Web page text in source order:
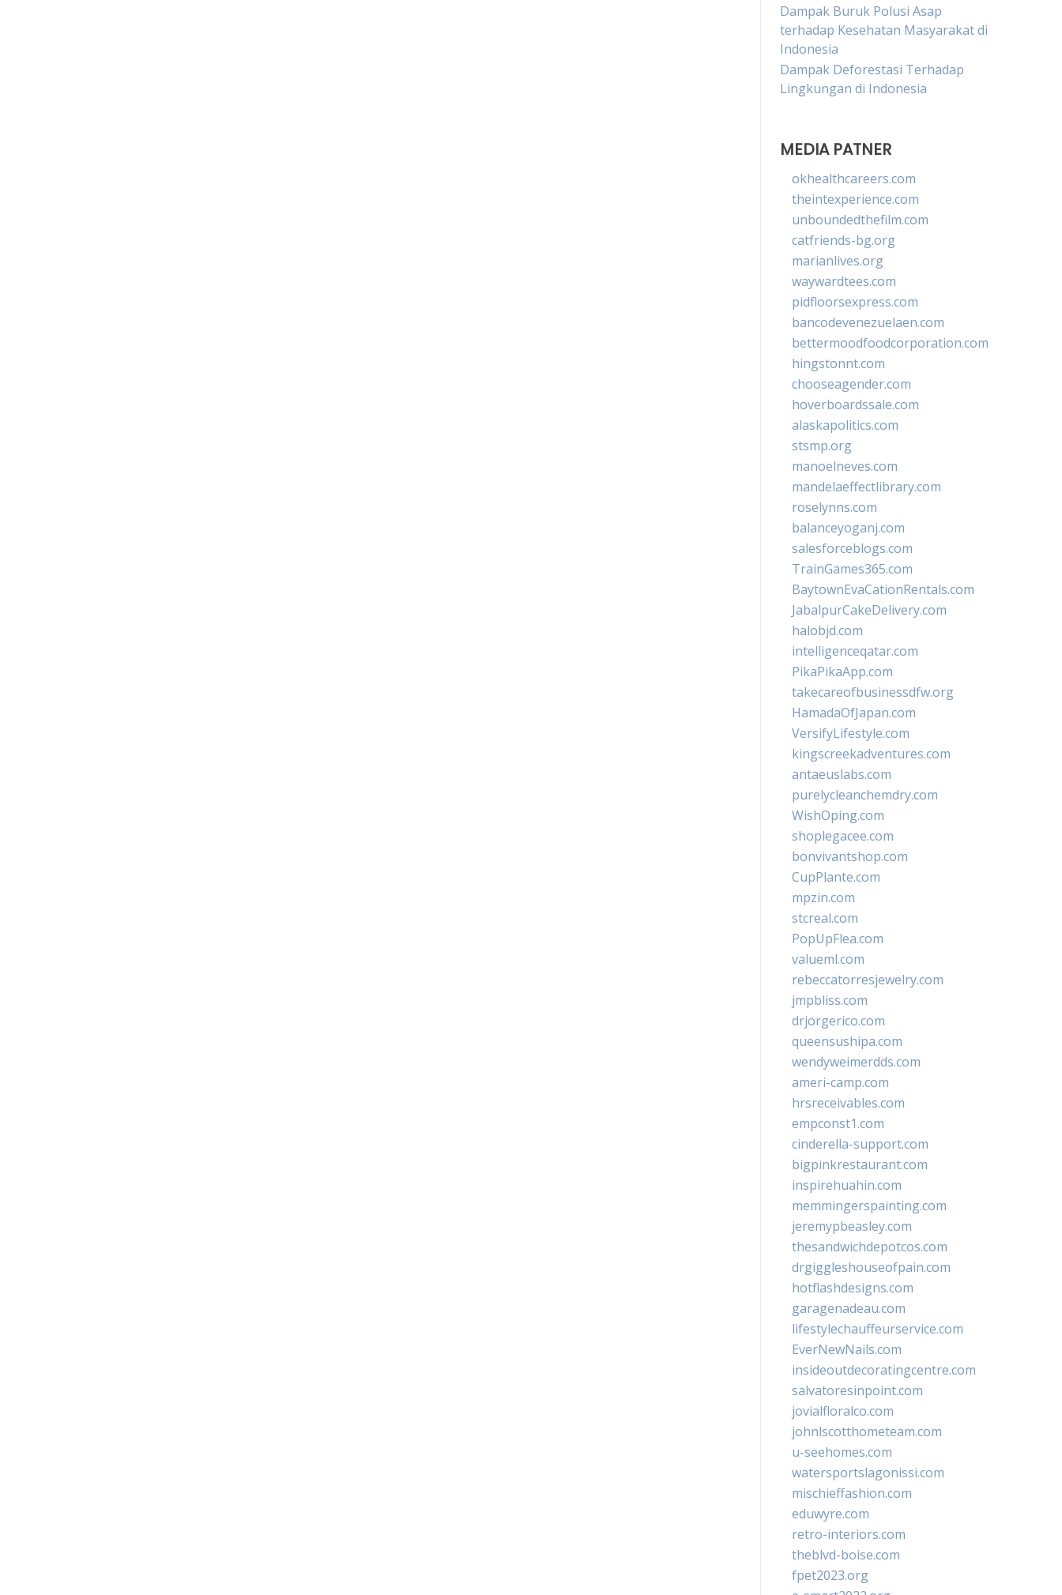
Dampak Buruk Polusi Asap
terhadap Kesehatan Masyarakat di
Indonesia
Dampak Deforestasi Terhadap
Lingkungan di Indonesia
MEDIA PATNER
okhealthcareers.com
theintexperience.com
unboundedthefilm.com
catfriends-bg.org
marianlives.org
waywardtees.com
pidfloorsexpress.com
bancodevenezuelaen.com
bettermoodfoodcorporation.com
hingstonnt.com
chooseagender.com
hoverboardssale.com
alaskapolitics.com
stsmp.org
manoelneves.com
mandelaeffectlibrary.com
roselynns.com
balanceyoganj.com
salesforceblogs.com
TrainGames365.com
BaytownEvaCationRentals.com
JabalpurCakeDelivery.com
halobjd.com
intelligenceqatar.com
PikaPikaApp.com
takecareofbusinessdfw.org
HamadaOfJapan.com
VersifyLifestyle.com
kingscreekadventures.com
antaeuslabs.com
purelycleanchemdry.com
WishOping.com
shoplegacee.com
bonvivantshop.com
CupPlante.com
mpzin.com
stcreal.com
PopUpFlea.com
valueml.com
rebeccatorresjewelry.com
jmpbliss.com
drjorgerico.com
queensushipa.com
wendyweimerdds.com
ameri-camp.com
hrsreceivables.com
empconst1.com
cinderella-support.com
bigpinkrestaurant.com
inspirehuahin.com
memmingerspainting.com
jeremypbeasley.com
thesandwichdepotcos.com
drgiggleshouseofpain.com
hotflashdesigns.com
garagenadeau.com
lifestylechauffeurservice.com
EverNewNails.com
insideoutdecoratingcentre.com
salvatoresinpoint.com
jovialfloralco.com
johnlscotthometeam.com
u-seehomes.com
watersportslagonissi.com
mischieffashion.com
eduwyre.com
retro-interiors.com
theblvd-boise.com
fpet2023.org